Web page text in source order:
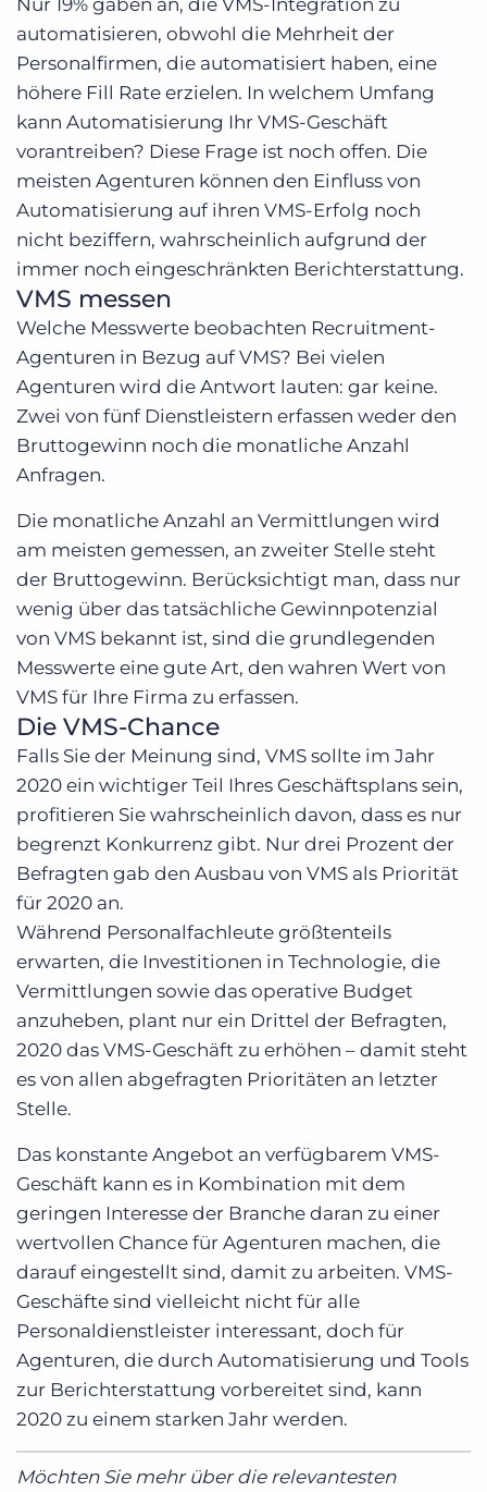
Nur 19% gaben an, die VMS-Integration zu
automatisieren, obwohl die Mehrheit der
Personalfirmen, die automatisiert haben, eine
höhere Fill Rate erzielen. In welchem Umfang
kann Automatisierung Ihr VMS-Geschäft
vorantreiben? Diese Frage ist noch offen. Die
meisten Agenturen können den Einfluss von
Automatisierung auf ihren VMS-Erfolg noch
nicht beziffern, wahrscheinlich aufgrund der
immer noch eingeschränkten Berichterstattung.
VMS messen
Welche Messwerte beobachten Recruitment-
Agenturen in Bezug auf VMS? Bei vielen
Agenturen wird die Antwort lauten: gar keine.
Zwei von fünf Dienstleistern erfassen weder den
Bruttogewinn noch die monatliche Anzahl
Anfragen.
Die monatliche Anzahl an Vermittlungen wird
am meisten gemessen, an zweiter Stelle steht
der Bruttogewinn. Berücksichtigt man, dass nur
wenig über das tatsächliche Gewinnpotenzial
von VMS bekannt ist, sind die grundlegenden
Messwerte eine gute Art, den wahren Wert von
VMS für Ihre Firma zu erfassen.
Die VMS-Chance
Falls Sie der Meinung sind, VMS sollte im Jahr
2020 ein wichtiger Teil Ihres Geschäftsplans sein,
profitieren Sie wahrscheinlich davon, dass es nur
begrenzt Konkurrenz gibt. Nur drei Prozent der
Befragten gab den Ausbau von VMS als Priorität
für 2020 an.
Während Personalfachleute größtenteils
erwarten, die Investitionen in Technologie, die
Vermittlungen sowie das operative Budget
anzuheben, plant nur ein Drittel der Befragten,
2020 das VMS-Geschäft zu erhöhen – damit steht
es von allen abgefragten Prioritäten an letzter
Stelle.
Das konstante Angebot an verfügbarem VMS-
Geschäft kann es in Kombination mit dem
geringen Interesse der Branche daran zu einer
wertvollen Chance für Agenturen machen, die
darauf eingestellt sind, damit zu arbeiten. VMS-
Geschäfte sind vielleicht nicht für alle
Personaldienstleister interessant, doch für
Agenturen, die durch Automatisierung und Tools
zur Berichterstattung vorbereitet sind, kann
2020 zu einem starken Jahr werden.
Möchten Sie mehr über die relevantesten